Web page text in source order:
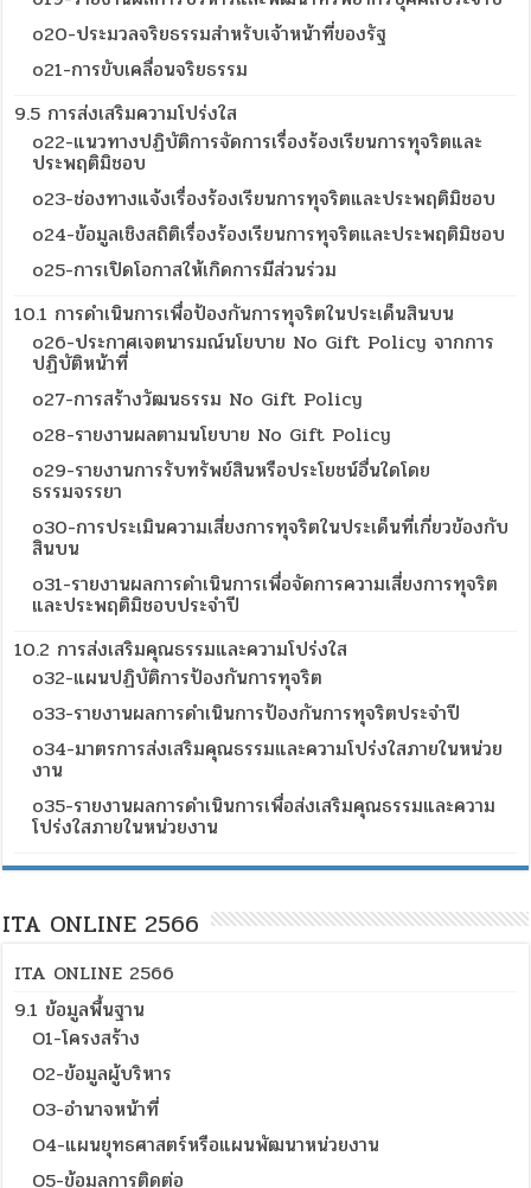
o20-ประมวลจริยธรรมสำหรับเจ้าหน้าที่ของรัฐ
o21-การขับเคลื่อนจริยธรรม
9.5 การส่งเสริมความโปร่งใส
o22-แนวทางปฏิบัติการจัดการเรื่องร้องเรียนการทุจริตและ
ประพฤติมิชอบ
o23-ช่องทางแจ้งเรื่องร้องเรียนการทุจริตและประพฤติมิชอบ
o24-ข้อมูลเชิงสถิติเรื่องร้องเรียนการทุจริตและประพฤติมิชอบ
o25-การเปิดโอกาสให้เกิดการมีส่วนร่วม
10.1 การดำเนินการเพื่อป้องกันการทุจริตในประเด็นสินบน
o26-ประกาศเจตนารมณ์นโยบาย No Gift Policy จากการ
ปฏิบัติหน้าที่
o27-การสร้างวัฒนธรรม No Gift Policy
o28-รายงานผลตามนโยบาย No Gift Policy
o29-รายงานการรับทรัพย์สินหรือประโยชน์อื่นใดโดย
ธรรมจรรยา
o30-การประเมินความเสี่ยงการทุจริตในประเด็นที่เกี่ยวข้องกับ
สินบน
o31-รายงานผลการดำเนินการเพื่อจัดการความเสี่ยงการทุจริต
และประพฤติมิชอบประจำปี
10.2 การส่งเสริมคุณธรรมและความโปร่งใส
o32-แผนปฏิบัติการป้องกันการทุจริต
o33-รายงานผลการดำเนินการป้องกันการทุจริตประจำปี
o34-มาตรการส่งเสริมคุณธรรมและความโปร่งใสภายในหน่วย
งาน
o35-รายงานผลการดำเนินการเพื่อส่งเสริมคุณธรรมและความ
โปร่งใสภายในหน่วยงาน
ITA ONLINE 2566
ITA ONLINE 2566
9.1 ข้อมูลพื้นฐาน
O1-โครงสร้าง
O2-ข้อมูลผู้บริหาร
O3-อำนาจหน้าที่
O4-แผนยุทธศาสตร์หรือแผนพัฒนาหน่วยงาน
O5-ข้อมูลการติดต่อ